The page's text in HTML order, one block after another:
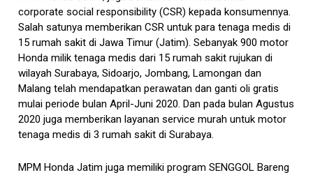
corporate social responsibility (CSR) kepada konsumennya.
Salah satunya memberikan CSR untuk para tenaga medis di
15 rumah sakit di Jawa Timur (Jatim). Sebanyak 900 motor
Honda milik tenaga medis dari 15 rumah sakit rujukan di
wilayah Surabaya, Sidoarjo, Jombang, Lamongan dan
Malang telah mendapatkan perawatan dan ganti oli gratis
mulai periode bulan April-Juni 2020. Dan pada bulan Agustus
2020 juga memberikan layanan service murah untuk motor
tenaga medis di 3 rumah sakit di Surabaya.
MPM Honda Jatim juga memiliki program SENGGOL Bareng